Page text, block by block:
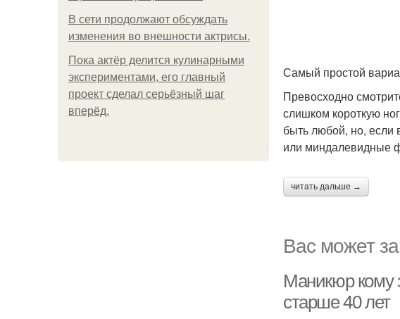
В сети продолжают обсуждать
изменения во внешности актрисы.
Пока актёр делится кулинарными
экспериментами, его главный
проект сделал серьёзный шаг
вперёд.
Самый простой
Превосходно
слишком короткую
быть любой, но, если
или миндалевидные
читать дальше →
Вас может
Маникюр кому
старше 40 лет